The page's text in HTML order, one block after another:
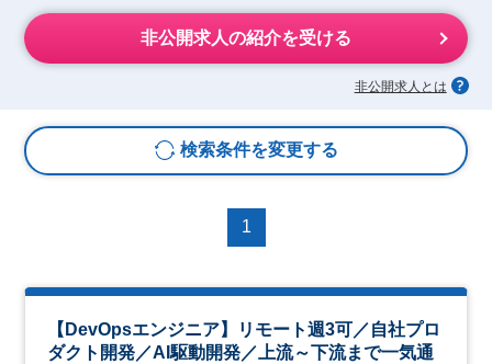
非公開求人の紹介を受ける
非公開求人とは
検索条件を変更する
1
【DevOpsエンジニア】リモート週3可／自社プロ
ダクト開発／AI駆動開発／上流～下流まで一気通